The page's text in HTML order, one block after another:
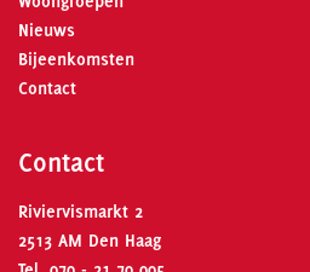
Nieuws
Bijeenkomsten
Contact
Contact
Riviervismarkt 2
2513 AM Den Haag